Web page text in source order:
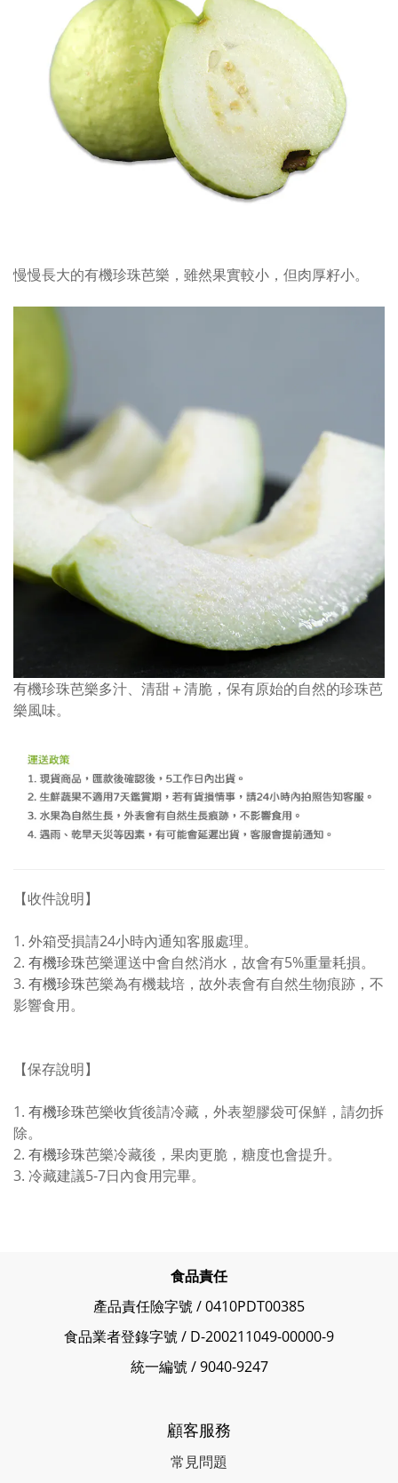
慢慢長大的有機珍珠芭樂，雖然果實較小，但肉厚籽小。
有機珍珠芭樂多汁、清甜＋清脆，保有原始的自然的珍珠芭
樂風味。
【收件說明】
1. 外箱受損請24小時內通知客服處理。
2. 有機珍珠芭樂運送中會自然消水，故會有5%重量耗損。
3. 有機珍珠芭樂為有機栽培，故外表會有自然生物痕跡，不
影響食用。
【保存說明】
1. 有機珍珠芭樂收貨後請冷藏，外表塑膠袋可保鮮，請勿拆
除。
2. 有機珍珠芭樂冷藏後，果肉更脆，糖度也會提升。
3. 冷藏建議5-7日內食用完畢。
食品責任
產品責任險字號 / 0410PDT00385
食品業者登錄字號 / D-200211049-00000-9
統一編號 / 9040-9247
顧客服務
常見問題